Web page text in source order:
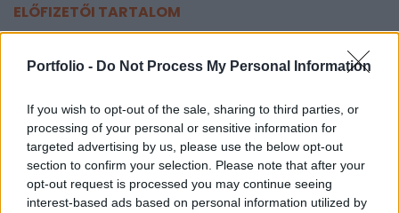
Portfolio - Do Not Process My Personal Information
If you wish to opt-out of the sale, sharing to third parties, or
processing of your personal or sensitive information for
targeted advertising by us, please use the below opt-out
section to confirm your selection. Please note that after your
opt-out request is processed you may continue seeing
interest-based ads based on personal information utilized by
ELŐFIZETŐI TARTALOM
A szerb hadsereget a
harckészültségbe helyezték
MTI
2018. szeptember 29. 18:00